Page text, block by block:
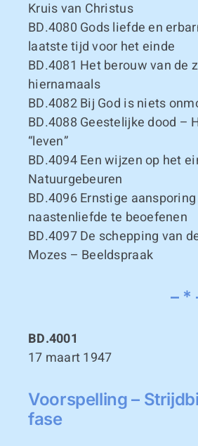
Kruis van Christus
BD.4080 Gods liefde en
laatste tijd voor het einde
BD.4081 Het berouw van de
hiernamaals
BD.4082Bij God is niets
BD.4088 Geestelijke dood –
“leven”
BD.4094Een wijzen op het
Natuurgebeuren
BD.4096Ernstige
naastenliefde te beoefenen
BD.4097De schepping van
Mozes – Beeldspraak
– *
BD.4001
17 maart 1947
Voorspelling –
fase